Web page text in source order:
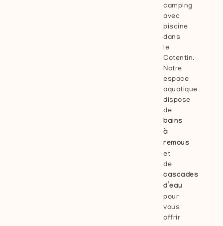
camping
avec
piscine
dans
le
Cotentin.
Notre
espace
aquatique
dispose
de
bains
à
remous
et
de
cascades
d’eau
pour
vous
offrir